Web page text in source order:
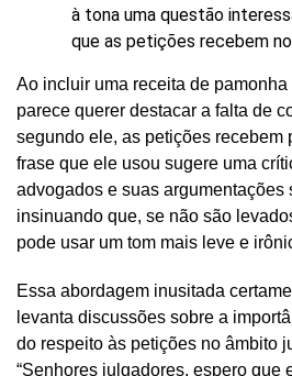
à tona uma questão
que as petições recebem
Ao incluir uma receita de
parece querer destacar a falta de
segundo ele, as petições recebem
frase que ele usou sugere uma
advogados e suas argumentações
insinuando que, se não são
pode usar um tom mais leve e
Essa abordagem inusitada
levanta discussões sobre a
do respeito às petições no âmbito
“Senhores julgadores, espero que